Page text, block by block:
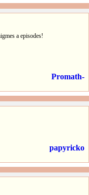
a episodes!
Promath-
papyricko